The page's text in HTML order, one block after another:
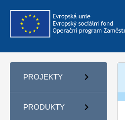
PROJEKTY
PRODUKTY